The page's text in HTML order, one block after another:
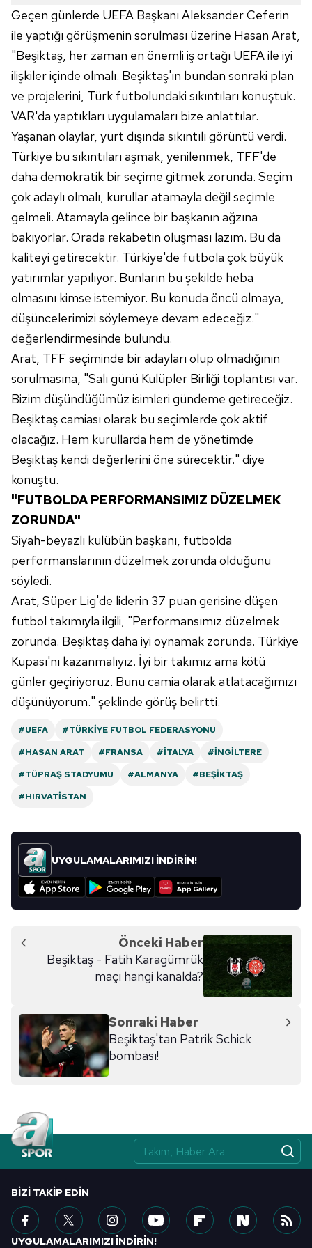
kullanılmaktadır. Diğer çerezler, sitemizin daha işlevsel
kılınması ve kişiselleştirilmesi ve sizlere yönelik
reklam/pazarlama faaliyetlerinin yapılması, amaçlarıyla
sınırlı olarak açık rızanız dahilinde kullanılacaktır.
Çerezlere ilişkin tercihlerinizi aşağıda yer alan panel
vasıtasıyla belirleyebilirsiniz. Çerezlere ilişkin detaylı bilgi
Metnimiziziyaret edebilirsiniz.
6698 sayılı Kişisel Verilerin Korunması Kanunu uyarınca
hazırlanmış Aydınlatma Metnimizi okumak ve sitemizde
ilgili mevzuata uygun olarak kullanılan çerezlerle ilgili bilgi
almak için lütfentıklayınız
Geçen günlerde UEFA Başkanı Aleksander Ceferin
ile yaptığı görüşmenin sorulması üzerine Hasan Arat,
"Beşiktaş, her zaman en önemli iş ortağı UEFA ile iyi
ilişkiler içinde olmalı. Beşiktaş'ın bundan sonraki plan
ve projelerini, Türk futbolundaki sıkıntıları konuştuk.
VAR'da yaptıkları uygulamaları bize anlattılar.
Yaşanan olaylar, yurt dışında sıkıntılı görüntü verdi.
Türkiye bu sıkıntıları aşmak, yenilenmek, TFF'de
daha demokratik bir seçime gitmek zorunda. Seçim
çok adaylı olmalı, kurullar atamayla değil seçimle
gelmeli. Atamayla gelince bir başkanın ağzına
bakıyorlar. Orada rekabetin oluşması lazım. Bu da
kaliteyi getirecektir. Türkiye'de futbola çok büyük
yatırımlar yapılıyor. Bunların bu şekilde heba
olmasını kimse istemiyor. Bu konuda öncü olmaya,
düşüncelerimizi söylemeye devam edeceğiz."
değerlendirmesinde bulundu.
Arat, TFF seçiminde bir adayları olup olmadığının
sorulmasına, "Salı günü Kulüpler Birliği toplantısı var.
Bizim düşündüğümüz isimleri gündeme getireceğiz.
Beşiktaş camiası olarak bu seçimlerde çok aktif
olacağız. Hem kurullarda hem de yönetimde
Beşiktaş kendi değerlerini öne sürecektir." diye
konuştu.
"FUTBOLDA PERFORMANSIMIZ DÜZELMEK
ZORUNDA"
Siyah-beyazlı kulübün başkanı, futbolda
performanslarının düzelmek zorunda olduğunu
söyledi.
Arat, Süper Lig'de liderin 37 puan gerisine düşen
futbol takımıyla ilgili, "Performansımız düzelmek
zorunda. Beşiktaş daha iyi oynamak zorunda. Türkiye
Kupası'nı kazanmalıyız. İyi bir takımız ama kötü
günler geçiriyoruz. Bunu camia olarak atlatacağımızı
düşünüyorum." şeklinde görüş belirtti.
#UEFA
#TÜRKIYE FUTBOL FEDERASYONU
#HASAN ARAT
#FRANSA #İTALYA
#İNGILTERE
#TÜPRAŞ STADYUMU
#ALMANYA
#BEŞIKTAŞ
#HIRVATISTAN
UYGULAMALARIMIZI İNDİRİN!
Önceki Haber
Beşiktaş - Fatih Karagümrük
maçı hangi kanalda?
Sonraki Haber
Beşiktaş'tan Patrik Schick
bombası!
BIZI TAKIP EDIN
UYGULAMALARIMIZI İNDİRİN!